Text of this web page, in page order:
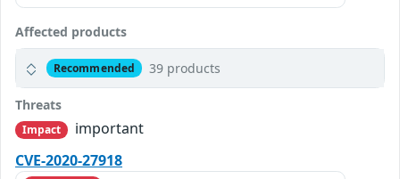
Affected products
Recommended 39 products
Threats
Impact
important
CVE-2020-27918